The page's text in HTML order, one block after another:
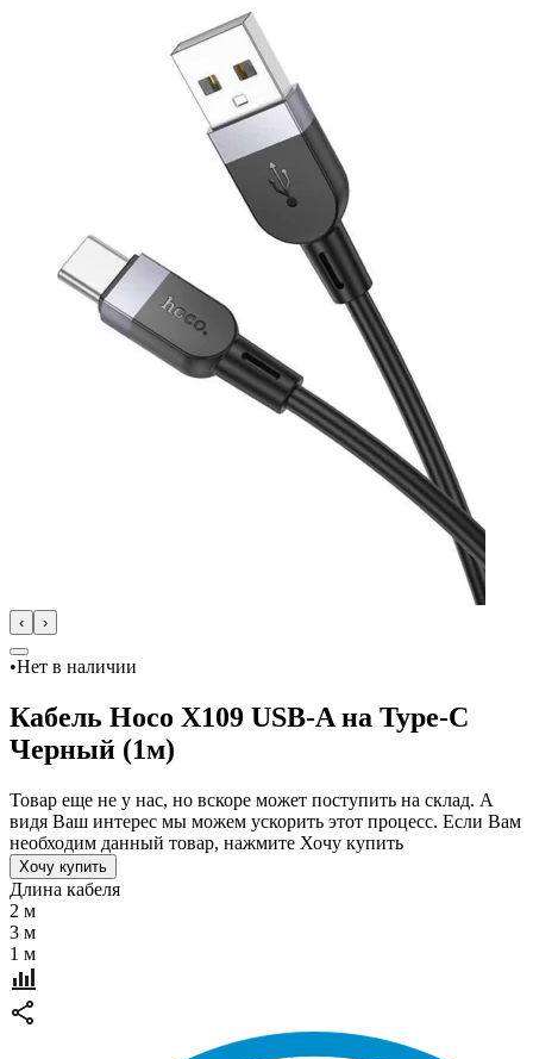
‹ ›
•Нет в наличии
Кабель Hoco X109 USB-A на Type-C
Черный (1м)
Товар еще не у нас, но вскоре может поступить на склад. А
видя Ваш интерес мы можем ускорить этот процесс. Если Вам
необходим данный товар, нажмите Хочу купить
Хочу купить
Длина кабеля
2 м
3 м
1 м